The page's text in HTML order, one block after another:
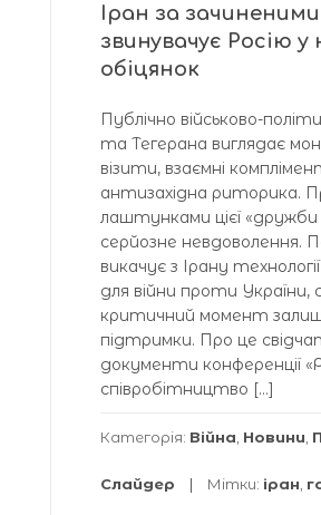
Іран за
звинувачує Росію у
обіцянок
Публічно військово-
та Тегерана виглядає
візити, взаємні
антизахідна риторика.
лаштунками цієї «дружби
серйозне невдоволення.
викачує з Ірану
для війни проти України,
критичний момент
підтримки. Про це
документи конференції
співробітництво […]
Категорія: Війна Новини
Слайдер Мітки: іран